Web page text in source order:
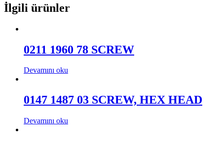
İlgili ürünler
0211 1960 78 SCREW
Devamını oku
0147 1487 03 SCREW, HEX HEAD
Devamını oku